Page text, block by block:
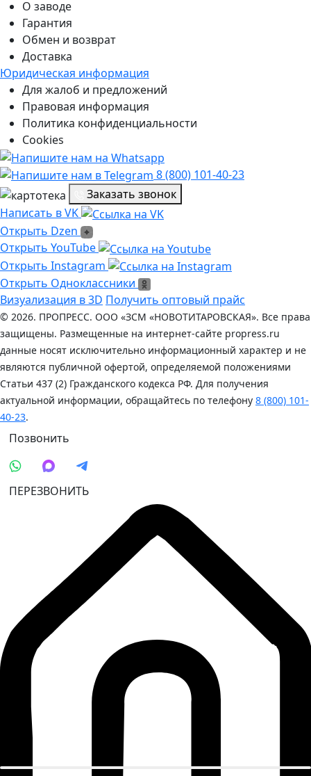
О заводе
Гарантия
Обмен и возврат
Доставка
Юридическая информация
Для жалоб и предложений
Правовая информация
Политика конфиденциальности
Cookies
8 (800) 101-40-23
Заказать звонок
Написать в VK
Написать в VK
Открыть Dzen
Открыть Dzen
Ссылка на Youtube
Открыть YouTube
Ссылка на Instagram
Открыть Instagram
Открыть Одноклассники
Открыть Одноклассники
Визуализация в 3D Получить оптовый прайс
© 2026. ПРОПРЕСС. ООО «ЗСМ «НОВОТИТАРОВСКАЯ». Все права
защищены. Размещенные на интернет-сайте propress.ru
данные носят исключительно информационный характер и не
являются публичной офертой, определяемой положениями
Статьи 437 (2) Гражданского кодекса РФ. Для получения
актуальной информации, обращайтесь по телефону 8 (800) 101-
40-23.
Позвонить
ПЕРЕЗВОНИТЬ